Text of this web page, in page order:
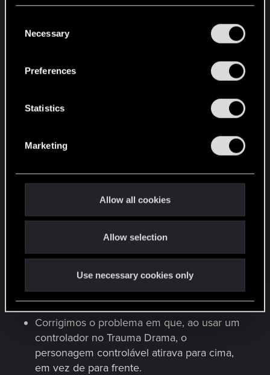
and tweak your preferences regarding them in the
Necessary
Preferences
Statistics
Marketing
Allow all cookies
Allow selection
Use necessary cookies only
comando dentro do jogo.
Adicionamos a opção de ativar ou desativar a
mira em Configurações → Controles.
Serviços e mundo aberto
Sanguinário
- O objetivo "Invada o Caco do
Sexo em Quatro Rodas
- Aparecerá no Diário
Erva Venenosa- Corrigimos o problema em
que ao selecionar uma opção específica do
ícone aparecia no inventário do jogador.
Erva Venenosa- Corrigimos o problema em
que o botão de descida não aparecia no
painel do elevador.
Jogabilidade
Corrigimos o problema em que, ao usar um
controlador no Trauma Drama, o
personagem controlável atirava para cima,
em vez de para frente.